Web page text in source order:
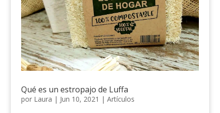
Qué es un estropajo de Luffa
por Laura | Jun 10, 2021 | Artículos